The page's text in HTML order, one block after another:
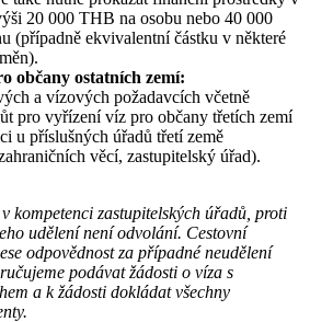
20 000 THB na osobu nebo 40 000
(případně ekvivalentní částku v některé
občany ostatních zemí:
a vízových požadavcích včetně
pro vyřízení víz pro občany třetích zemí
u příslušných úřadů třetí země
věcí, zastupitelský úřad).
kompetenci zastupitelských úřadů, proti
udělení není odvolání. Cestovní
odpovědnost za případné neudělení
podávat žádosti o víza s
a k žádosti dokládat všechny